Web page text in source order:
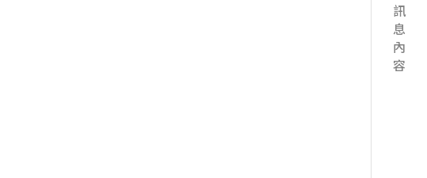
訊息內容